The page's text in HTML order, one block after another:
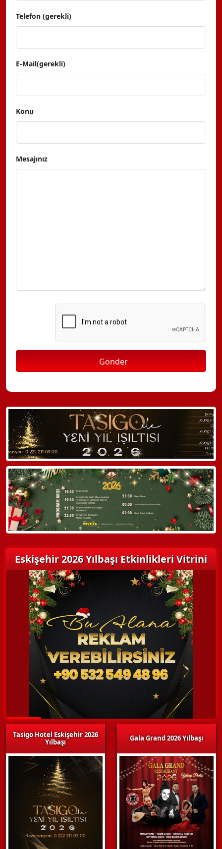
Telefon (gerekli)
E-Mail(gerekli)
Konu
Mesajınız
Eskişehir 2026 Yılbaşı Etkinlikleri Vitrini
Tasigo Hotel Eskişehir 2026
Yılbaşı
Gala Grand 2026 Yılbaşı